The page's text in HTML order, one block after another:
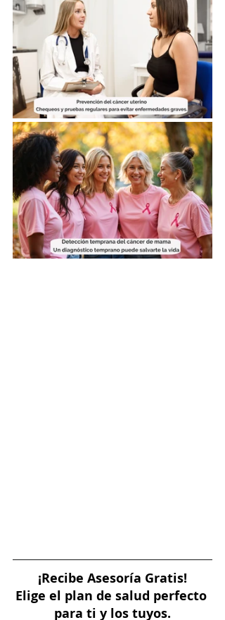
¡Recibe Asesoría Gratis!
Elige el plan de salud perfecto
para ti y los tuyos.